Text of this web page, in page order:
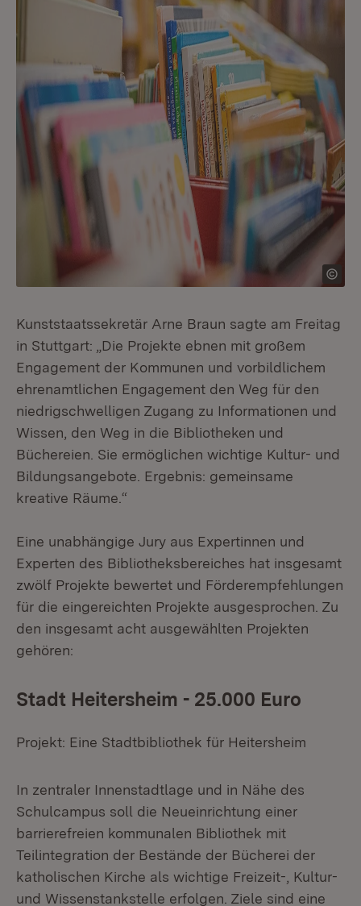
Kunststaatssekretär Arne Braun sagte am Freitag
in Stuttgart: „Die Projekte ebnen mit großem
Engagement der Kommunen und vorbildlichem
ehrenamtlichen Engagement den Weg für den
niedrigschwelligen Zugang zu Informationen und
Wissen, den Weg in die Bibliotheken und
Büchereien. Sie ermöglichen wichtige Kultur- und
Bildungsangebote. Ergebnis: gemeinsame
kreative Räume.“
Eine unabhängige Jury aus Expertinnen und
Experten des Bibliotheksbereiches hat insgesamt
zwölf Projekte bewertet und Förderempfehlungen
für die eingereichten Projekte ausgesprochen. Zu
den insgesamt acht ausgewählten Projekten
gehören:
Stadt Heitersheim - 25.000 Euro
Projekt: Eine Stadtbibliothek für Heitersheim
In zentraler Innenstadtlage und in Nähe des
Schulcampus soll die Neueinrichtung einer
barrierefreien kommunalen Bibliothek mit
Teilintegration der Bestände der Bücherei der
katholischen Kirche als wichtige Freizeit-, Kultur-
und Wissenstankstelle erfolgen. Ziele sind eine